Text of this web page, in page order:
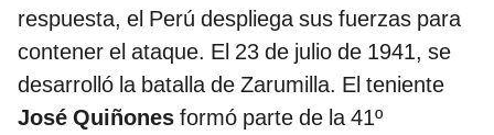
respuesta, el Perú despliega sus fuerzas para
contener el ataque. El 23 de julio de 1941, se
desarrolló la batalla de Zarumilla. El teniente
José Quiñones formó parte de la 41º